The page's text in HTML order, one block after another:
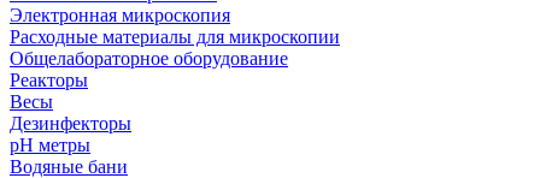
Электронная микроскопия
Расходные материалы для микроскопии
Общелабораторное оборудование
Реакторы
Весы
Дезинфекторы
рН метры
Водяные бани